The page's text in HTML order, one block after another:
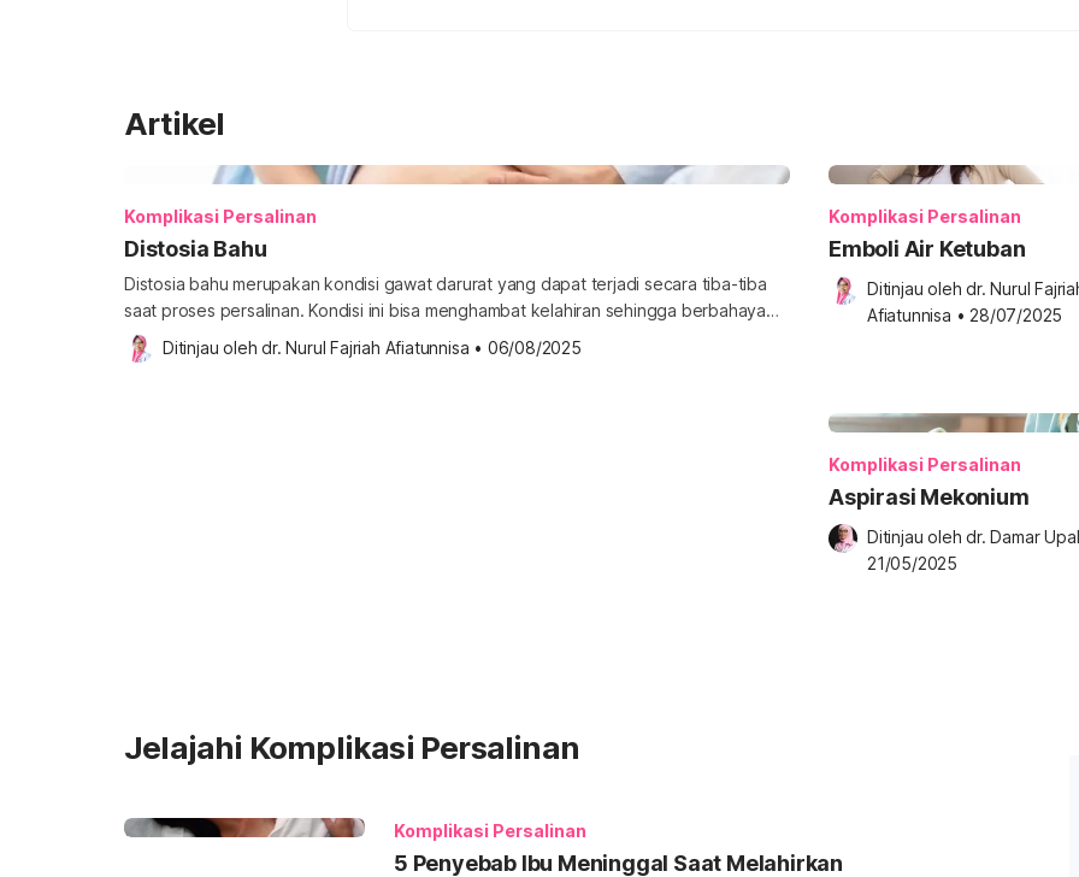
Artikel
Komplikasi Persalinan
Distosia Bahu
Distosia bahu merupakan kondisi gawat darurat yang dapat terjadi secara tiba-tiba
saat proses persalinan. Kondisi ini bisa menghambat kelahiran sehingga berbahaya
bagi ibu dan bayi. Lantas, bagaimana cara menanganinya? Simak pembahasannya
berikut ini. Apa itu distosia bahu? Distosia bahu atau shoulder dystocia adalah suatu
Ditinjau oleh dr. Nurul Fajriah Afiatunnisa • 06/08/2025
Komplikasi Persalinan
Emboli Air Ketuban
Ditinjau oleh dr. Nurul
Afiatunnisa • 28/07/2025
Komplikasi Persalinan
Aspirasi Mekonium
Ditinjau oleh dr. Damar
21/05/2025
Jelajahi Komplikasi Persalinan
Komplikasi Persalinan
5 Penyebab Ibu Meninggal Saat Melahirkan